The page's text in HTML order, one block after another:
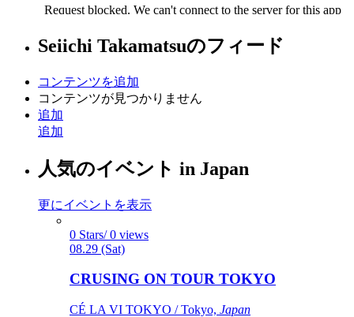
Seiichi Takamatsuのフィード
コンテンツを追加
コンテンツが見つかりません
追加
追加
人気のイベント in Japan
更にイベントを表示
0 Stars/ 0 views
08.29 (Sat)
CRUSING ON TOUR TOKYO
CÉ LA VI TOKYO / Tokyo, Japan